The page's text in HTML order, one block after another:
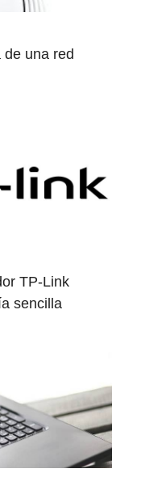
de una red
TP-Link
sencilla